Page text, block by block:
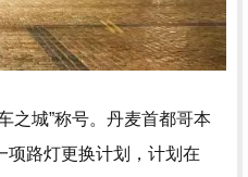
之城”称号。丹麦首都哥本
项路灯更换计划，计划在